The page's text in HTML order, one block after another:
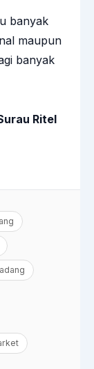
banyak
maupun
banyak
Ritel